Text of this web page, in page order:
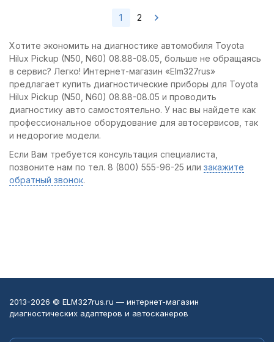
1 2
Хотите экономить на диагностике автомобиля Toyota
Hilux Pickup (N50, N60) 08.88-08.05, больше не обращаясь
в сервис? Легко! Интернет-магазин «Elm327rus»
предлагает купить диагностические приборы для Toyota
Hilux Pickup (N50, N60) 08.88-08.05 и проводить
диагностику авто самостоятельно. У нас вы найдете как
профессиональное оборудование для автосервисов, так
и недорогие модели.
Если Вам требуется консультация специалиста,
позвоните нам по тел. 8 (800) 555-96-25 или закажите
обратный звонок.
2013-2026 © ELM327rus.ru — интернет-магазин
диагностических адаптеров и автосканеров